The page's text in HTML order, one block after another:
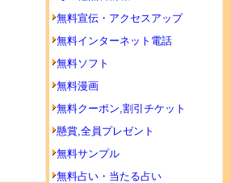
無料宣伝・アクセスアップ
無料インターネット電話
無料ソフト
無料漫画
無料クーポン,割引チケット
懸賞,全員プレゼント
無料サンプル
無料占い・当たる占い